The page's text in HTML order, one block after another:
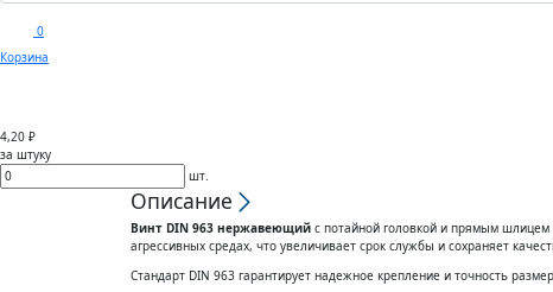
0
Корзина
4,20 ₽
за штуку
шт.
Описание
Винт DIN 963 нержавеющийс потайной головкой и прямым шлицем
агрессивных средах, что увеличивает срок службы и сохраняет
Стандарт DIN 963 гарантирует надежное крепление и точность